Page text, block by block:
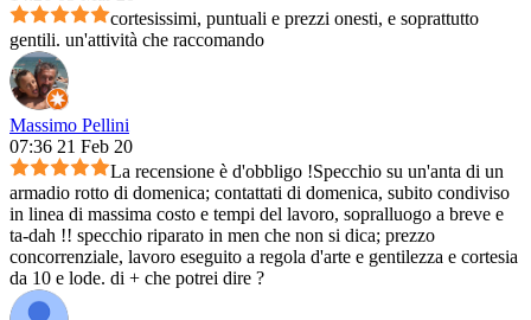
cortesissimi, puntuali e prezzi onesti, e soprattutto
gentili. un'attività che raccomando
Massimo Pellini
07:36 21 Feb 20
La recensione è d'obbligo !Specchio su un'anta di un
armadio rotto di domenica; contattati di domenica, subito condiviso
in linea di massima costo e tempi del lavoro, sopralluogo a breve e
ta-dah !! specchio riparato in men che non si dica; prezzo
concorrenziale, lavoro eseguito a regola d'arte e gentilezza e cortesia
da 10 e lode. di + che potrei dire ?